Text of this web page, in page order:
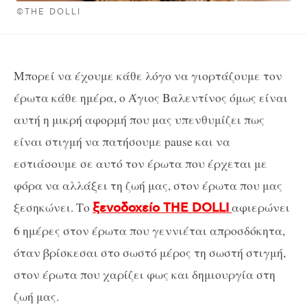
©THE DOLLI
Μπορεί να έχουμε κάθε λόγο να γιορτάζουμε τον
έρωτα κάθε ημέρα, ο Άγιος Βαλεντίνος όμως είναι
αυτή η μικρή αφορμή που μας υπενθυμίζει πως
είναι στιγμή να πατήσουμε pause και να
εστιάσουμε σε αυτό τον έρωτα που έρχεται με
φόρα να αλλάξει τη ζωή μας, στον έρωτα που μας
ξεσηκώνει. Τοξενοδοχείο THE DOLLIαφιερώνει
6 ημέρες στον έρωτα που γεννιέται απροσδόκητα,
όταν βρίσκεσαι στο σωστό μέρος τη σωστή στιγμή,
στον έρωτα που χαρίζει φως και δημιουργία στη
ζωή μας.